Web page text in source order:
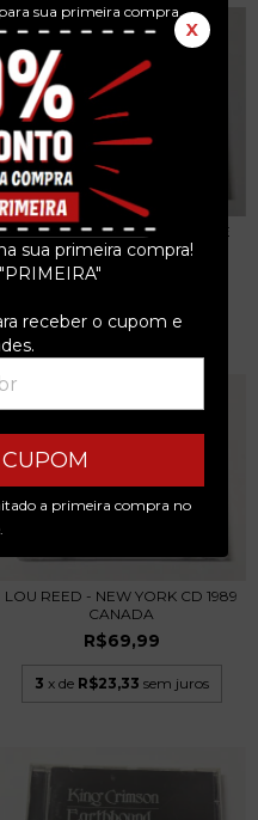
sua primeira compra.
X
sua primeira compra!
receber o cupom e
a primeira compra no
ROSIE & THE ORIGINALS - THE
BEST OF...
R$99,99
3 x deR$33,33 sem juros
LOU REED - NEW YORK CD 1989
CANADA
R$69,99
3 x de R$23,33 sem juros